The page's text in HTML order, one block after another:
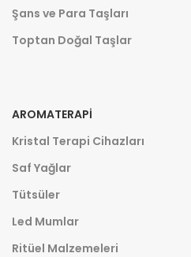
Şans ve Para Taşları
Toptan Doğal Taşlar
AROMATERAPI
Kristal Terapi Cihazları
Saf Yağlar
Tütsüler
Led Mumlar
Ritüel Malzemeleri